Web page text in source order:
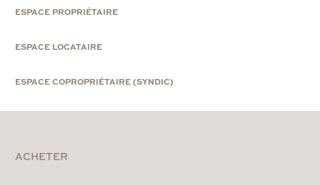
ESPACE PROPRIÉTAIRE
ESPACE LOCATAIRE
ESPACE COPROPRIÉTAIRE (SYNDIC)
ACHETER